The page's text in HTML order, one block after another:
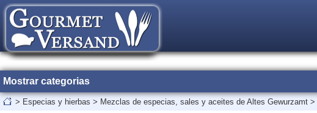
Mostrar categorias
> Especias y hierbas > Mezclas de especias, sales y aceites de Altes Gewurzamt >